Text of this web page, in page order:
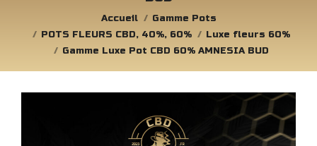
Accueil
Gamme Pots
POTS FLEURS CBD, 40%, 60%
Luxe fleurs 60%
Gamme Luxe Pot CBD 60% AMNESIA BUD